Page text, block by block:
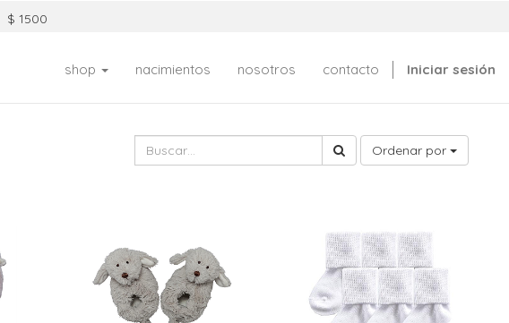
$ 1500
shop nacimientos nosotros contacto Iniciar sesión
Ordenar por